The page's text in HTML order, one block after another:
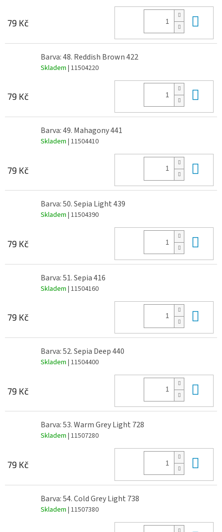
79 Kč
Barva: 48. Reddish Brown 422
Skladem | 11504220
79 Kč
Barva: 49. Mahagony 441
Skladem | 11504410
79 Kč
Barva: 50. Sepia Light 439
Skladem | 11504390
79 Kč
Barva: 51. Sepia 416
Skladem | 11504160
79 Kč
Barva: 52. Sepia Deep 440
Skladem | 11504400
79 Kč
Barva: 53. Warm Grey Light 728
Skladem | 11507280
79 Kč
Barva: 54. Cold Grey Light 738
Skladem | 11507380